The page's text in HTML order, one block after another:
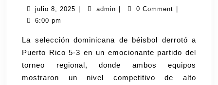
julio 8, 2025 admin 0 Comment
6:00 pm
La selección dominicana de béisbol derrotó a
Puerto Rico 5-3 en un emocionante partido del
torneo regional, donde ambos equipos
mostraron un nivel competitivo de alto